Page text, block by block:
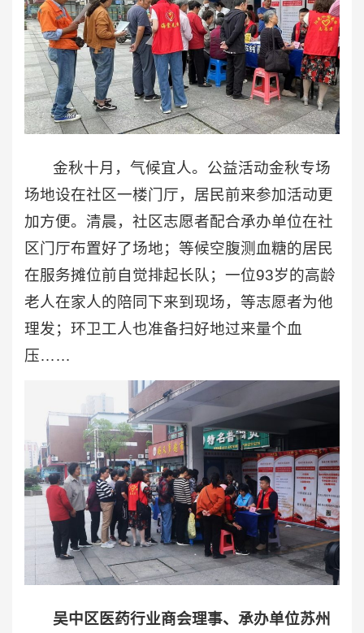
金秋十月，气候宜人。公益活动金秋专场
场地设在社区一楼门厅，居民前来参加活动更
加方便。清晨，社区志愿者配合承办单位在社
区门厅布置好了场地；等候空腹测血糖的居民
在服务摊位前自觉排起长队；一位93岁的高龄
老人在家人的陪同下来到现场，等志愿者为他
理发；环卫工人也准备扫好地过来量个血
压……
吴中区医药行业商会理事、承办单位苏州